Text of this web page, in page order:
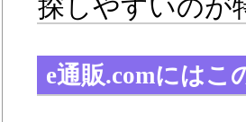
探しやすいのが
e通販.comにはこ